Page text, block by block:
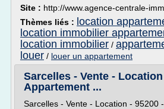
Site : http://www.agence-centrale-
Thèmes liés : location
location immobilier
location immobilier /
louer / louer un appartement
Sarcelles - Vente - Location
Appartement ...
Sarcelles - Vente - Location - 95200